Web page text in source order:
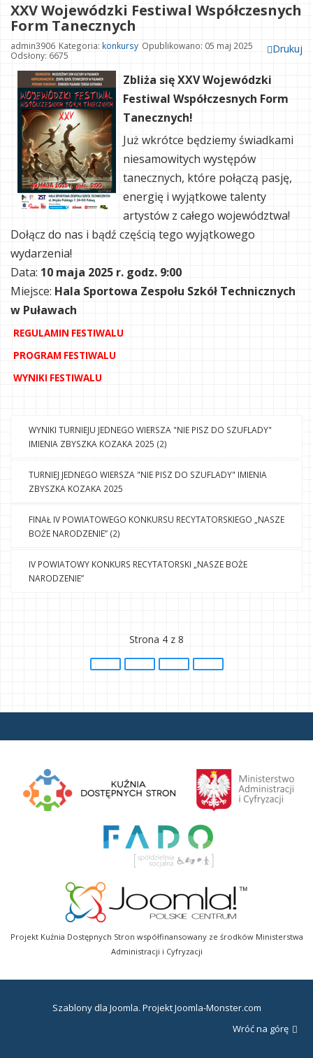
XXV Wojewódzki Festiwal Współczesnych
Form Tanecznych
Drukuj
admin3906 Kategoria: konkursy Opublikowano: 05 maj 2025
Odsłony: 6675
Zbliża się XXV Wojewódzki
Festiwal Współczesnych Form
Tanecznych!
Już wkrótce będziemy świadkami
niesamowitych występów
tanecznych, które połączą pasję,
energię i wyjątkowe talenty
artystów z całego województwa!
Dołącz do nas i bądź częścią tego wyjątkowego
wydarzenia!
Data: 10 maja 2025 r. godz. 9:00
Miejsce: Hala Sportowa Zespołu Szkół Technicznych
w Puławach
REGULAMIN FESTIWALU
PROGRAM FESTIWALU
WYNIKI FESTIWALU
WYNIKI TURNIEJU JEDNEGO WIERSZA "NIE PISZ DO SZUFLADY"
IMIENIA ZBYSZKA KOZAKA 2025 (2)
TURNIEJ JEDNEGO WIERSZA "NIE PISZ DO SZUFLADY" IMIENIA
ZBYSZKA KOZAKA 2025
FINAŁ IV POWIATOWEGO KONKURSU RECYTATORSKIEGO „NASZE
BOŻE NARODZENIE” (2)
IV POWIATOWY KONKURS RECYTATORSKI „NASZE BOŻE
NARODZENIE”
Strona 4 z 8
Projekt Kuźnia Dostępnych Stron współfinansowany ze środków Ministerstwa
Administracji i Cyfryzacji
Szablony dla Joomla. Projekt Joomla-Monster.com
Wróć na górę